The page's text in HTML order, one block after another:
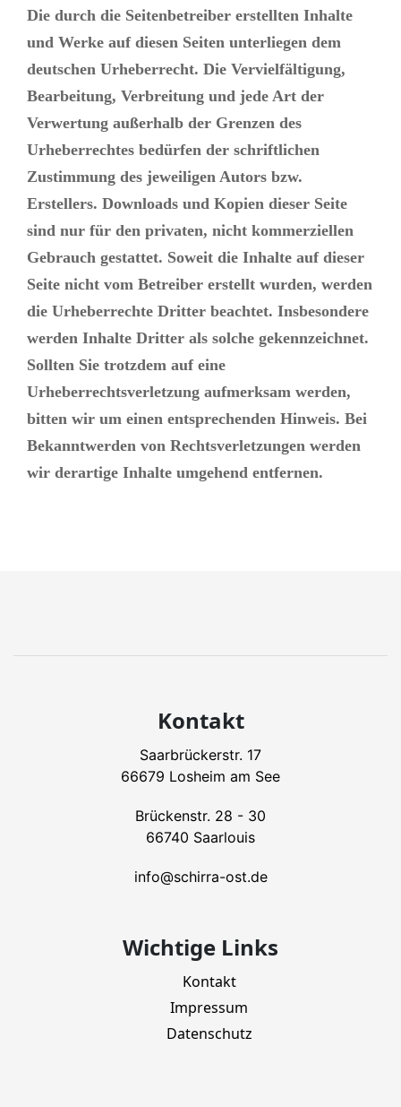
Die durch die Seitenbetreiber erstellten Inhalte
und Werke auf diesen Seiten unterliegen dem
deutschen Urheberrecht. Die Vervielfältigung,
Bearbeitung, Verbreitung und jede Art der
Verwertung außerhalb der Grenzen des
Urheberrechtes bedürfen der schriftlichen
Zustimmung des jeweiligen Autors bzw.
Erstellers. Downloads und Kopien dieser Seite
sind nur für den privaten, nicht kommerziellen
Gebrauch gestattet. Soweit die Inhalte auf dieser
Seite nicht vom Betreiber erstellt wurden, werden
die Urheberrechte Dritter beachtet. Insbesondere
werden Inhalte Dritter als solche gekennzeichnet.
Sollten Sie trotzdem auf eine
Urheberrechtsverletzung aufmerksam werden,
bitten wir um einen entsprechenden Hinweis. Bei
Bekanntwerden von Rechtsverletzungen werden
wir derartige Inhalte umgehend entfernen.
Kontakt
Saarbrückerstr. 17
66679 Losheim am See
Brückenstr. 28 - 30
66740 Saarlouis
info@schirra-ost.de
Wichtige Links
Kontakt
Impressum
Datenschutz